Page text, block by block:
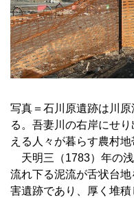
写真＝石川原遺跡は川
る。吾妻川の右岸にせ
える人々が暮らす農村地
天明三（1783）年の
流れ下る泥流が舌状台
害遺跡であり、厚く堆